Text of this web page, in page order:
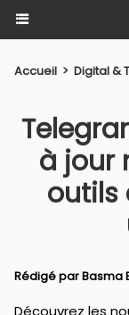
Accueil > Digital &
à jour
outils
Rédigé parBasma
Découvrez les